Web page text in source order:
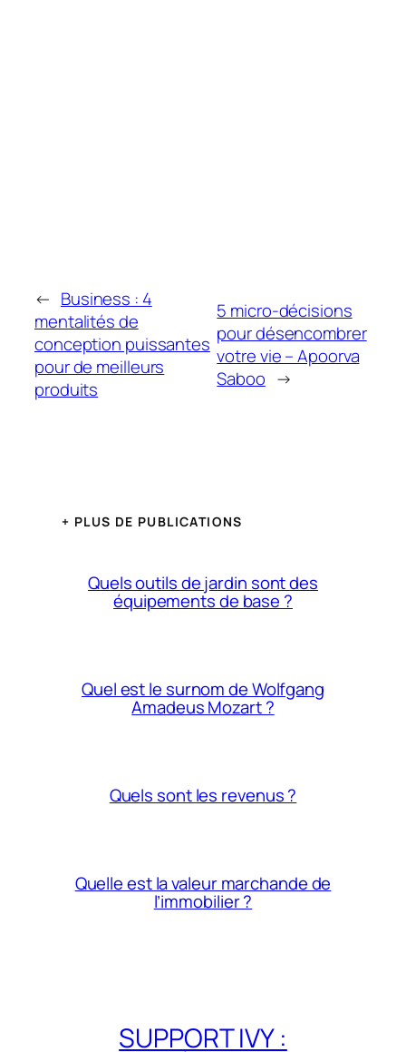
← Business : 4
mentalités de
conception puissantes
pour de meilleurs
produits
5 micro-décisions
pour désencombrer
votre vie – Apoorva
Saboo →
+ PLUS DE PUBLICATIONS
Quels outils de jardin sont des
équipements de base ?
Quel est le surnom de Wolfgang
Amadeus Mozart ?
Quels sont les revenus ?
Quelle est la valeur marchande de
l’immobilier ?
SUPPORT IVY :